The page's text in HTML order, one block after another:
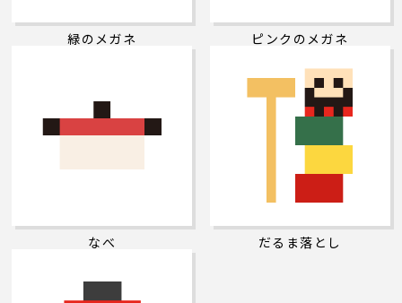
緑のメガネ ピンクのメガネ
なべ だるま落とし